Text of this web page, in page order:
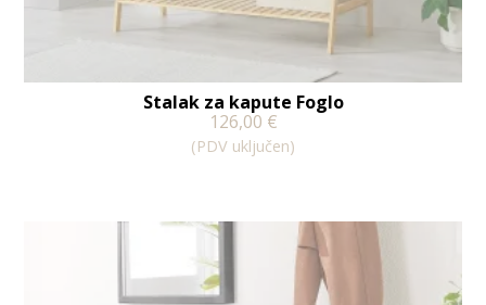
Stalak za kapute Foglo
126,00 €
(PDV uključen)